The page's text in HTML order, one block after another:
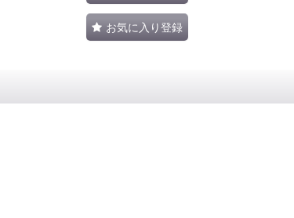
お気に入り登録